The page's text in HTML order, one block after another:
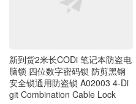
新到货2米长CODi 笔记本防盗电
脑锁 四位数字密码锁 防剪黑钢
安全锁通用防盗锁 A02003 4-Di
git Combination Cable Lock